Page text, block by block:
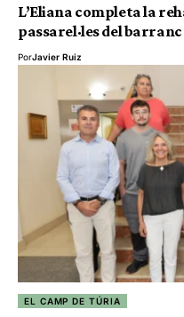
L’Eliana completa la
passarel·les del
PorJavier Ruiz
EL CAMP DE TÚRIA